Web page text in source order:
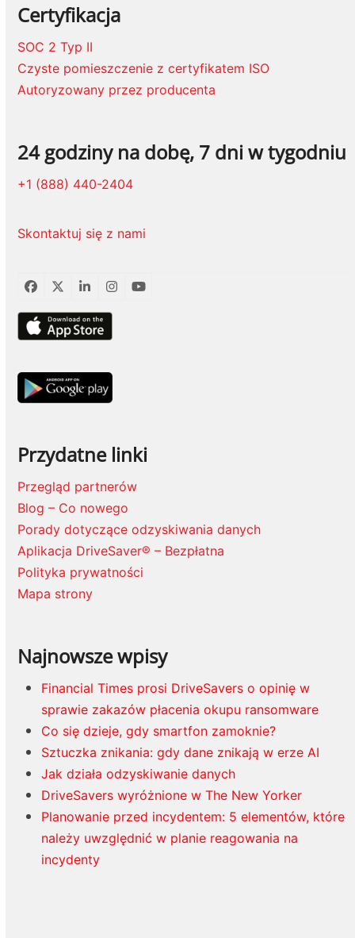
Certyfikacja
SOC 2 Typ II
Czyste pomieszczenie z certyfikatem ISO
Autoryzowany przez producenta
24 godziny na dobę, 7 dni w tygodniu
+1 (888) 440-2404
Skontaktuj się z nami
Facebook
TwitterLinkedInInstagram
YouTube
Przydatne linki
Przegląd partnerów
Blog – Co nowego
Porady dotyczące odzyskiwania danych
Aplikacja DriveSaver® – Bezpłatna
Polityka prywatności
Mapa strony
Najnowsze wpisy
Financial Times prosi DriveSavers o opinię w
sprawie zakazów płacenia okupu ransomware
Co się dzieje, gdy smartfon zamoknie?
Sztuczka znikania: gdy dane znikają w erze AI
Jak działa odzyskiwanie danych
DriveSavers wyróżnione w The New Yorker
Planowanie przed incydentem: 5 elementów, które
należy uwzględnić w planie reagowania na
incydenty